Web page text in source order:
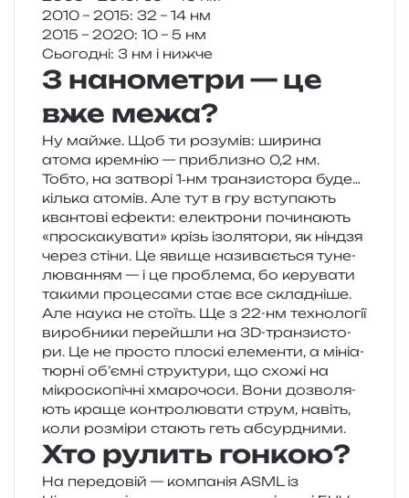
2010 – 2015: 32 – 14 нм
2015 – 2020: 10 – 5 нм
Сьогодні: 3 нм і нижче
3 нанометри — це
вже межа?
Ну майже. Щоб ти розу­мів: шири­на
атома крем­нію — при­бли­зно 0,2 нм.
Тобто, на затво­рі 1‑нм тран­зи­сто­ра буде…
кіль­ка ато­мів. Але тут в гру всту­па­ють
кван­то­ві ефе­кти: еле­ктро­ни почи­на­ють
«про­ска­ку­ва­ти» крізь ізо­ля­то­ри, як нін­дзя
через стіни. Це явище нази­ва­є­ться туне­
лю­ва­н­ням — і це про­бле­ма, бо керу­ва­ти
таки­ми про­це­са­ми стає все складніше.
Але наука не сто­їть. Ще з 22-нм техно­ло­гії
виро­бни­ки пере­йшли на 3D-тран­зи­сто­
ри. Це не про­сто пло­скі еле­мен­ти, а міні­а­
тюр­ні об’ємні стру­кту­ри, що схожі на
мікро­ско­пі­чні хма­ро­чо­си. Вони дозво­ля­
ють краще кон­тро­лю­ва­ти струм, навіть,
коли роз­мі­ри ста­ють геть абсурдними.
Хто рулить гонкою?
На пере­до­вій — ком­па­нія ASML із